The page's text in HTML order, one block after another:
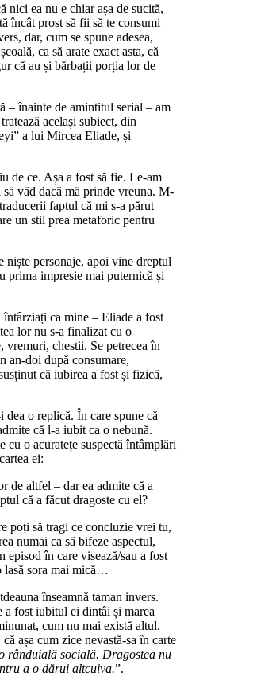
nici ea nu e chiar așa de sucită,
încât prost să fii să te consumi
dar, cum se spune adesea,
ca să arate exact asta, că
că au și bărbații porția lor de
– înainte de amintitul serial – am
același subiect, din
a lui Mircea Eliade, și
de ce. Așa a fost să fie. Le-am
văd dacă mă prinde vreuna. M-
faptul că mi s-a părut
un stil prea metaforic pentru
niște personaje, apoi vine dreptul
prima impresie mai puternică și
întârziați ca mine – Eliade a fost
lor nu s-a finalizat cu o
chestii. Se petrecea în
an-doi după consumare,
că iubirea a fost și fizică,
dea o replică. În care spune că
că l-a iubit ca o nebună.
cu o acuratețe suspectă întâmplări
ei:
de altfel – dar ea admite că a
că a făcut dragoste cu el?
poți să tragi ce concluzie vrei tu,
numai ca să bifeze aspectul,
episod în care visează/sau a fost
lasă sora mai mică…
înseamnă taman invers.
fost iubitul ei dintâi și marea
cum nu mai există altul.
așa cum zice nevastă-sa în carte
rânduială socială. Dragostea nu
a o dărui altcuiva.”.